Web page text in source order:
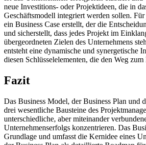
neue Investitions- oder Projektideen, die in
Geschäftsmodell integriert werden sollen.
ein Business Case erstellt, der die
und sicherstellt, dass jedes Projekt im
übergeordneten Zielen des Unternehmens
entsteht eine dynamische und synergetische
diesen Schlüsselelementen, die den Weg
Fazit
Das Business Model, der Business Plan und
drei wesentliche Bausteine des
unterschiedliche, aber miteinander
Unternehmenserfolgs konzentrieren. Das
Grundlage und umfasst die Kernidee eines